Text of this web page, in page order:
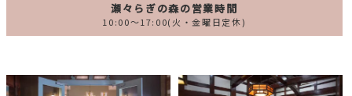
瀬々らぎの森の営業時間
10:00～17:00(火・金曜日定休)